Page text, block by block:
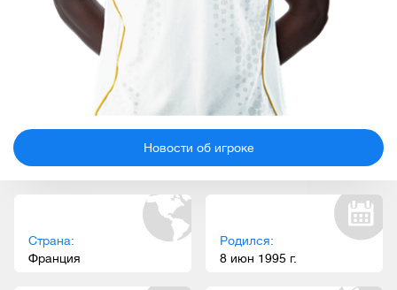
Новости об игроке
Страна:
Франция
Родился:
8 июн 1995 г.